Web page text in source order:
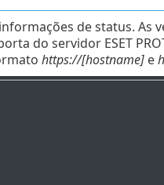
de status. As
do servidor ESET
https://[hostname]e